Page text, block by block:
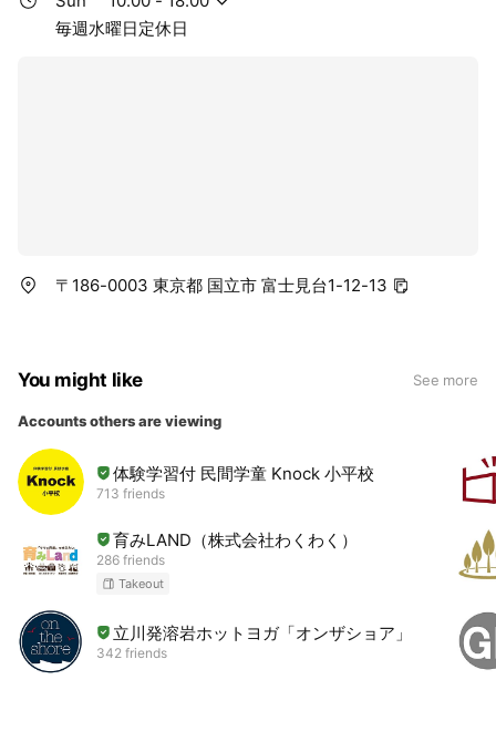
毎週水曜日定休日
〒186-0003 東京都 国立市 富士見台1-12-13
You might like See more
Accounts others are viewing
体験学習付 民間学童 Knock 小平校
713 friends
育みLAND（株式会社わくわく）
286 friends
Takeout
立川発溶岩ホットヨガ「オンザショア」
342 friends